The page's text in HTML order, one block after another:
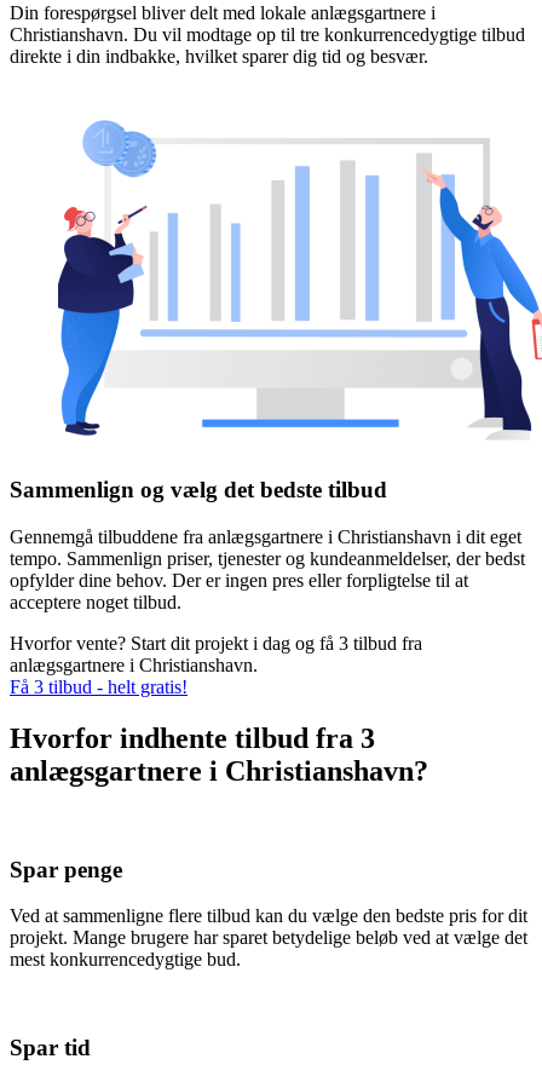
Din forespørgsel bliver delt med lokale anlægsgartnere i
Christianshavn. Du vil modtage op til tre konkurrencedygtige tilbud
direkte i din indbakke, hvilket sparer dig tid og besvær.
Sammenlign og vælg det bedste tilbud
Gennemgå tilbuddene fra anlægsgartnere i Christianshavn i dit eget
tempo. Sammenlign priser, tjenester og kundeanmeldelser, der bedst
opfylder dine behov. Der er ingen pres eller forpligtelse til at
acceptere noget tilbud.
Hvorfor vente? Start dit projekt i dag og få 3 tilbud fra
anlægsgartnere i Christianshavn.
Få 3 tilbud - helt gratis!
Hvorfor indhente tilbud fra 3
anlægsgartnere i Christianshavn?
Spar penge
Ved at sammenligne flere tilbud kan du vælge den bedste pris for dit
projekt. Mange brugere har sparet betydelige beløb ved at vælge det
mest konkurrencedygtige bud.
Spar tid